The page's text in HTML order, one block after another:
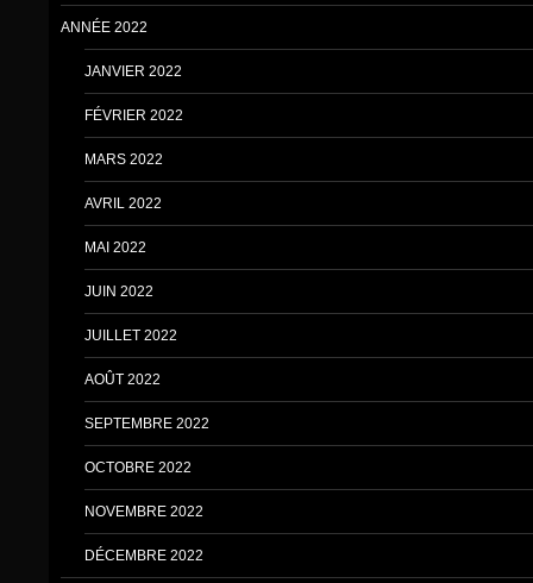
ANNÉE 2022
JANVIER 2022
FÉVRIER 2022
MARS 2022
AVRIL 2022
MAI 2022
JUIN 2022
JUILLET 2022
AOÛT 2022
SEPTEMBRE 2022
OCTOBRE 2022
NOVEMBRE 2022
DÉCEMBRE 2022